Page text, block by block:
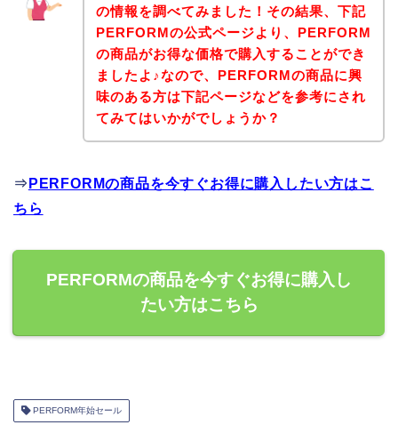
の情報を調べてみました！その結果、下記
PERFORMの公式ページより、PERFORM
の商品がお得な価格で購入することができ
ましたよ♪なので、PERFORMの商品に興
味のある方は下記ページなどを参考にされ
てみてはいかがでしょうか？
⇒ PERFORMの商品を今すぐお得に購入したい方はこ
ちら
PERFORMの商品を今すぐお得に購入し
たい方はこちら
PERFORM年始セール